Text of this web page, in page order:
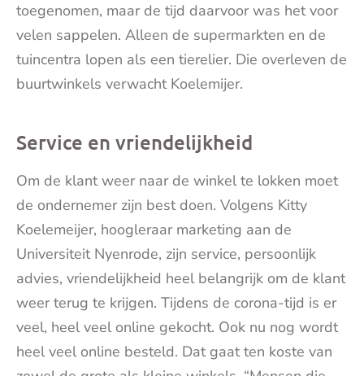
toegenomen, maar de tijd daarvoor was het voor
velen sappelen. Alleen de supermarkten en de
tuincentra lopen als een tierelier. Die overleven de
buurtwinkels verwacht Koelemijer.
Service en vriendelijkheid
Om de klant weer naar de winkel te lokken moet
de ondernemer zijn best doen. Volgens Kitty
Koelemeijer, hoogleraar marketing aan de
Universiteit Nyenrode, zijn service, persoonlijk
advies, vriendelijkheid heel belangrijk om de klant
weer terug te krijgen. Tijdens de corona-tijd is er
veel, heel veel online gekocht. Ook nu nog wordt
heel veel online besteld. Dat gaat ten koste van